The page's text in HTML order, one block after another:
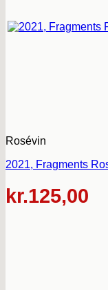
Rosévin
2021, Fragments
kr.125,00